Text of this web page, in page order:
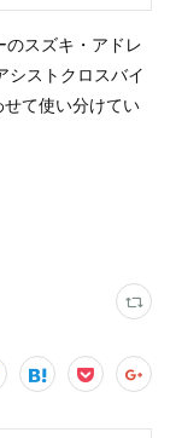
スズキ・アドレ
シストクロスバイ
て使い分けてい